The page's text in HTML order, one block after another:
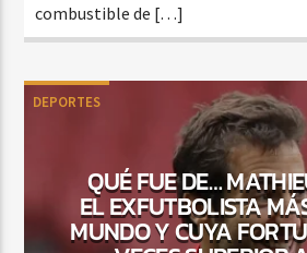
combustible de […]
DEPORTES
QUÉ FUE DE…
EL EXFUTBOLISTA
MUNDO Y CUYA